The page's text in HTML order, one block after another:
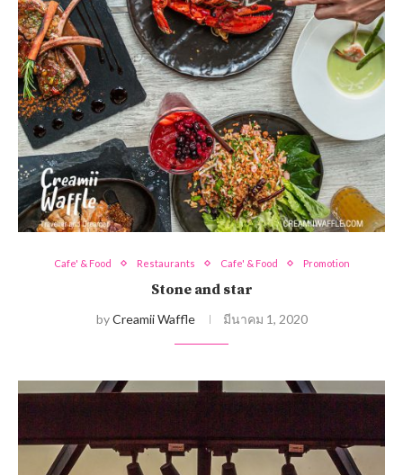
Cafe' & Food Restaurants Cafe' & Food Promotion
Stone and star
byCreamii Waffle มีนาคม 1, 2020